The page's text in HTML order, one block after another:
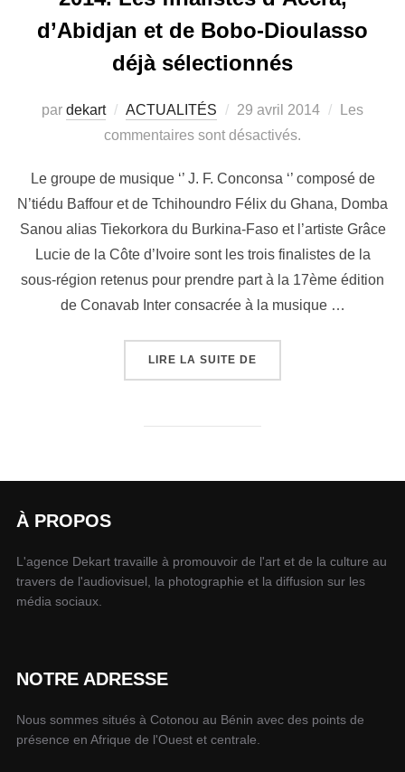
d’Abidjan et de Bobo-Dioulasso
déjà sélectionnés
par dekart ACTUALITÉS 29 avril 2014
Les
commentaires sont désactivés.
Le groupe de musique ‘’ J. F. Conconsa ‘’ composé de
N’tiédu Baffour et de Tchihoundro Félix du Ghana, Domba
Sanou alias Tiekorkora du Burkina-Faso et l’artiste Grâce
Lucie de la Côte d’Ivoire sont les trois finalistes de la
sous-région retenus pour prendre part à la 17ème édition
de Conavab Inter consacrée à la musique …
LIRE LA SUITE DE
À PROPOS
L'agence Dekart travaille à promouvoir de l'art et de la culture au
travers de l'audiovisuel, la photographie et la diffusion sur les
média sociaux.
NOTRE ADRESSE
Nous sommes situés à Cotonou au Bénin avec des points de
présence en Afrique de l'Ouest et centrale.